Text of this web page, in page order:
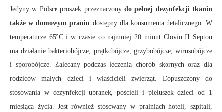
Jedyny w Polsce proszek przeznaczony do pełnej dezynfekcji tkanin
także w domowym praniu dostępny dla konsumenta detalicznego. W
temperaturze 65°C i w czasie co najmniej 20 minut Clovin II Septon
ma działanie bakteriobójcze, prątkobójcze, grzybobójcze, wirusobójcze
i sporobójcze. Zalecany podczas leczenia chorób skórnych oraz dla
rodziców małych dzieci i właścicieli zwierząt. Dopuszczony do
stosowania w dezynfekcji ubranek, pościeli i pieluszek dzieci od 1
miesiąca życia. Jest również stosowany w pralniach hoteli, szpitali,